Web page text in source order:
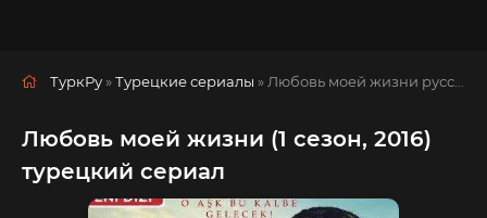
ТуркРу »Турецкие сериалы » Любовь моей жизни русская озвучка смотреть полностью онлайн!
Любовь моей жизни (1 сезон, 2016)
турецкий сериал